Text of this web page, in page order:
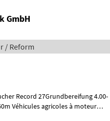
GmbH
/ Reform
Record 27Grundbereifung 4.00-